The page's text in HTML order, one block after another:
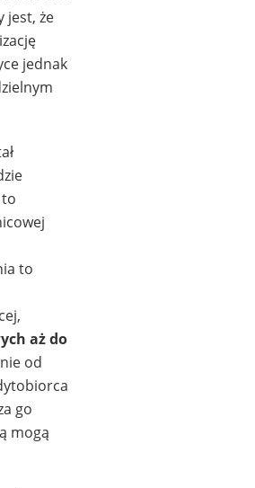
jest, że
jednak
to
aż do
od
go
mogą